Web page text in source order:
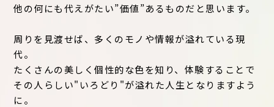
他の何にも代えがたい”価値”あるものだと思います。
周りを見渡せば、多くのモノや情報が溢れている現
代。
たくさんの美しく個性的な色を知り、体験することで
その人らしい"いろどり"が溢れた人生となりますよう
に。